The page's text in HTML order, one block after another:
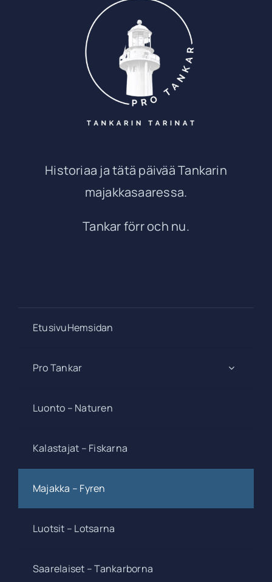
Historiaa ja tätä päivää Tankarin
majakkasaaressa.
Tankar förr och nu.
EtusivuHemsidan
Pro Tankar
Luonto – Naturen
Kalastajat – Fiskarna
Majakka – Fyren
Luotsit – Lotsarna
Saarelaiset – Tankarborna